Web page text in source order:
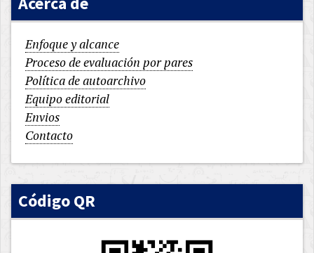
Enfoque y alcance
Proceso de evaluación por pares
Política de autoarchivo
Equipo editorial
Envios
Contacto
Código QR